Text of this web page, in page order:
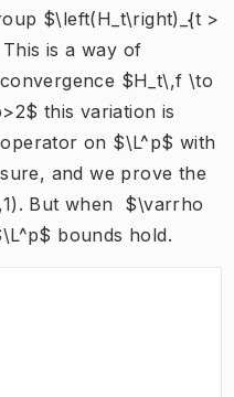
$\left(H_t\right)_{t >
is a way of
$H_t\,f \to
this variation is
on $\L^p$ with
and we prove the
But when $\varrho
bounds hold.